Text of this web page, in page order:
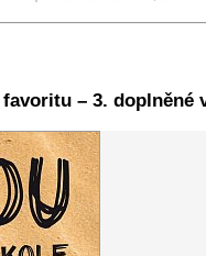
– 3. doplněné